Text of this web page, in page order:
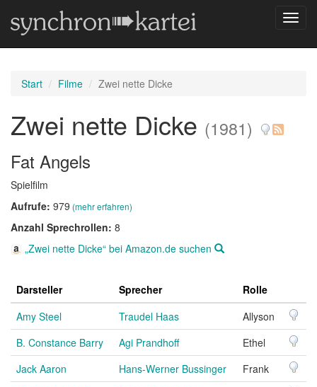
Start Filme Zwei nette Dicke
Zwei nette Dicke (1981)
Fat Angels
Spielfilm
Aufrufe: 979 (mehr erfahren)
Anzahl Sprechrollen: 8
„Zwei nette Dicke“ bei Amazon.de suchen
Darsteller Sprecher
Rolle
Amy Steel
Traudel Haas
Allyson
B. Constance Barry
Agi Prandhoff
Ethel
Jack Aaron
Hans-Werner Bussinger
Frank